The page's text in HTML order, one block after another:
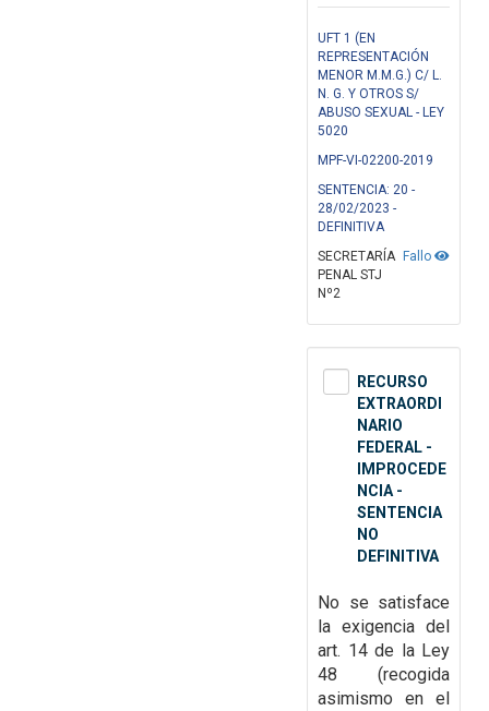
UFT 1 (EN
REPRESENTACIÓN
MENOR M.M.G.) C/ L.
N. G. Y OTROS S/
ABUSO SEXUAL - LEY
5020
MPF-VI-02200-2019
SENTENCIA: 20 -
28/02/2023 -
DEFINITIVA
Fallo
SECRETARÍA
PENAL STJ
Nº2
RECURSO
EXTRAORDI
NARIO
FEDERAL -
IMPROCEDE
NCIA -
SENTENCIA
NO
DEFINITIVA
No se satisface
la exigencia del
art. 14 de la Ley
48 (recogida
asimismo en el